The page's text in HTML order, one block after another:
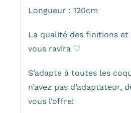
Longueur : 120cm
La qualité des finitions et
vous ravira ♡
S’adapte à toutes les
n’avez pas d’adaptateur,
vous l’offre!